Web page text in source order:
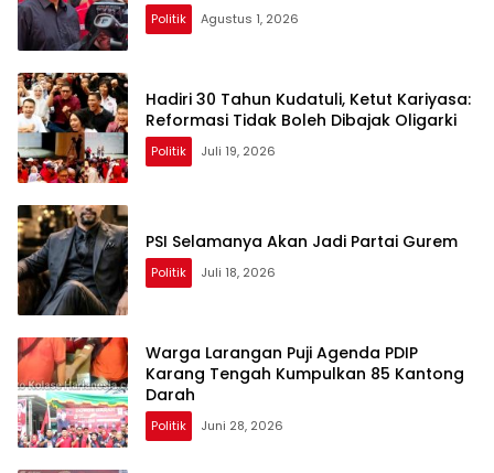
Politik Agustus 1, 2026
Hadiri 30 Tahun Kudatuli, Ketut Kariyasa:
Reformasi Tidak Boleh Dibajak Oligarki
Politik Juli 19, 2026
PSI Selamanya Akan Jadi Partai Gurem
Politik Juli 18, 2026
Warga Larangan Puji Agenda PDIP
Karang Tengah Kumpulkan 85 Kantong
Darah
Politik Juni 28, 2026